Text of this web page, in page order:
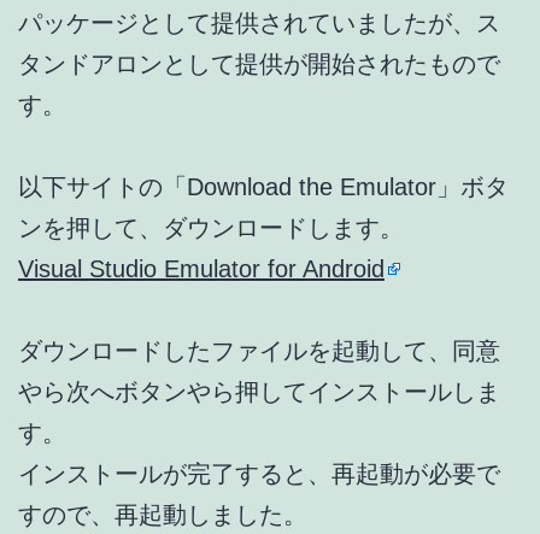
パッケージとして提供されていましたが、ス
タンドアロンとして提供が開始されたもので
す。
以下サイトの「Download the Emulator」ボタ
ンを押して、ダウンロードします。
Visual Studio Emulator for Android
ダウンロードしたファイルを起動して、同意
やら次へボタンやら押してインストールしま
す。
インストールが完了すると、再起動が必要で
すので、再起動しました。